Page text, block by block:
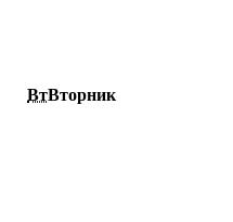
ВтВторник